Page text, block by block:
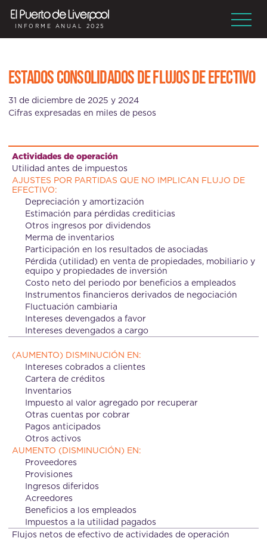
INFORME ANUAL 2025
ESTADOS CONSOLIDADOS DE FLUJOS DE EFECTIVO
31 de diciembre de 2025 y 2024
Cifras expresadas en miles de pesos
Actividades de operación
Utilidad antes de impuestos
AJUSTES POR PARTIDAS QUE NO IMPLICAN FLUJO DE
EFECTIVO:
Depreciación y amortización
Estimación para pérdidas crediticias
Otros ingresos por dividendos
Merma de inventarios
Participación en los resultados de asociadas
Pérdida (utilidad) en venta de propiedades, mobiliario y
equipo y propiedades de inversión
Costo neto del periodo por beneficios a empleados
Instrumentos financieros derivados de negociación
Fluctuación cambiaria
Intereses devengados a favor
Intereses devengados a cargo
(AUMENTO) DISMINUCIÓN EN:
Intereses cobrados a clientes
Cartera de créditos
Inventarios
Impuesto al valor agregado por recuperar
Otras cuentas por cobrar
Pagos anticipados
Otros activos
AUMENTO (DISMINUCIÓN) EN:
Proveedores
Provisiones
Ingresos diferidos
Acreedores
Beneficios a los empleados
Impuestos a la utilidad pagados
Flujos netos de efectivo de actividades de operación